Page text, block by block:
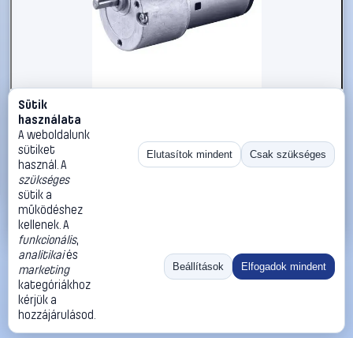
#244040
Igarashi 33GN2738-132-GV-5312:1 Meghajtó motor 12 V
312:1
Igarashi Hajtómű motorok modellépítéshez
11 990 Ft
Kosárba
«
Ugrás:
Méret:
Rendezés:
©2026
ThermoScope
ÁSZF
Cégbemutató
Sütik
használata
A weboldalunk
sütiket
használ. A
szükséges
sütik a
működéshez
kellenek. A
funkcionális,
analitikaiés
marketing
kategóriákhoz
kérjük a
hozzájárulásod.
Elutasítok mindent Csak szükséges
Beállítások Elfogadok mindent